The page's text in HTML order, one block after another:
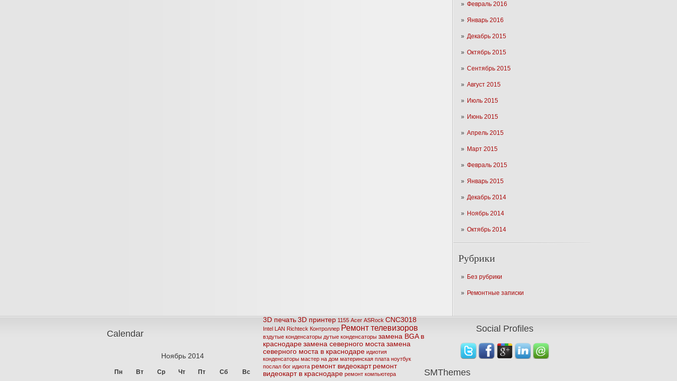
Февраль 2016
Январь 2016
Декабрь 2015
Октябрь 2015
Сентябрь 2015
Август 2015
Июль 2015
Июнь 2015
Апрель 2015
Март 2015
Февраль 2015
Январь 2015
Декабрь 2014
Ноябрь 2014
Октябрь 2014
Рубрики
Без рубрики
Ремонтные записки
Calendar
Ноябрь 2014
Пн Вт Ср Чт Пт Сб Вс
3D печать 3D принтер 1155 Acer ASRock CNC3018
Intel LAN Richteck Контроллер Ремонт телевизоров
вздутые конденсаторы дутые конденсаторы замена BGA в
краснодаре замена северного моста замена
северного моста в краснодаре идиотия
конденсаторы мастер на дом материнская плата ноутбук
послал бог идиота ремонт видеокарт ремонт
видеокарт в краснодаре ремонт компьютера
Social Profiles
SMThemes